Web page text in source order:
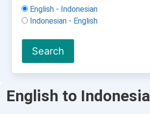
English - Indonesian
Indonesian - English
English to